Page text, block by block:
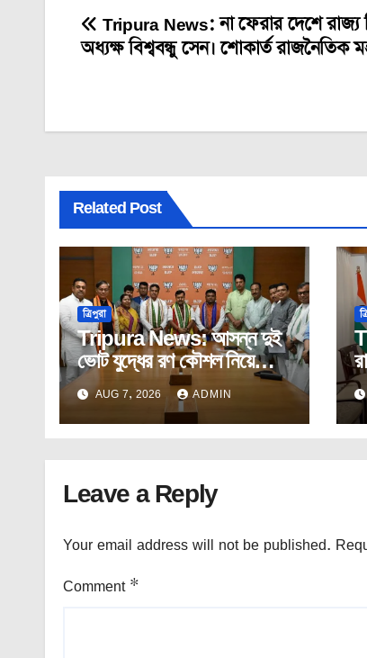
Post
navigation
Tripura News: না ফেরার দেশে রাজ্য
অধ্যক্ষ বিশ্ববন্ধু সেন। শোকার্ত রাজনৈতিক
Related Post
ত্রিপুরা
Tripura News: আসন্ন দুই
ভোট যুদ্ধের রণ কৌশল নিয়ে
নীতিন নবীনের সঙ্গে প্রদেশ
বিজেপির কোর কমিটির বৈঠক।
AUG 7, 2026 ADMIN
Leave a Reply
Your email address will not be published.
Comment *